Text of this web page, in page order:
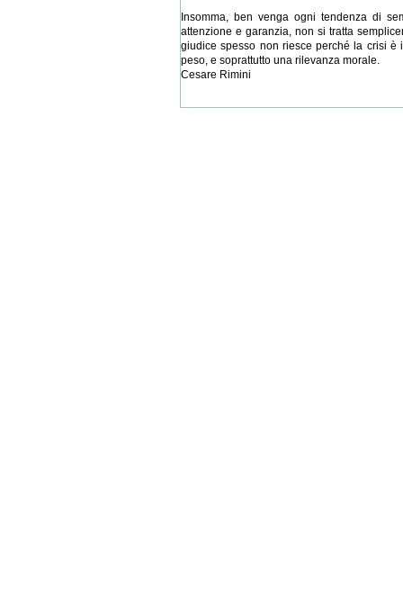
Insomma, ben venga ogni tendenza di
attenzione e garanzia, non si tratta
giudice spesso non riesce perché la crisi
peso, e soprattutto una rilevanza morale.
Cesare Rimini